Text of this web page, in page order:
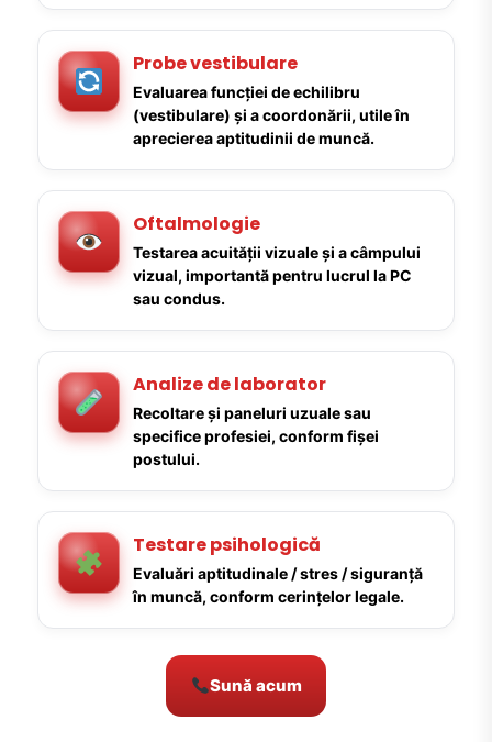
Probe vestibulare
Evaluarea funcției de echilibru
(vestibulare) și a coordonării, utile în
aprecierea aptitudinii de muncă.
Oftalmologie
Testarea acuității vizuale și a câmpului
vizual, importantă pentru lucrul la PC
sau condus.
Analize de laborator
Recoltare și paneluri uzuale sau
specifice profesiei, conform fișei
postului.
Testare psihologică
Evaluări aptitudinale / stres / siguranță
în muncă, conform cerințelor legale.
Sună acum